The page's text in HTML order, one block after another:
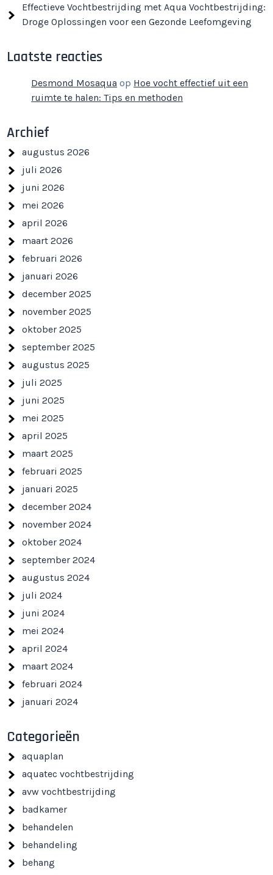
Effectieve Vochtbestrijding met Aqua Vochtbestrijding:
Droge Oplossingen voor een Gezonde Leefomgeving
Laatste reacties
Desmond Mosaqua op Hoe vocht effectief uit een
ruimte te halen: Tips en methoden
Archief
augustus 2026
juli 2026
juni 2026
mei 2026
april 2026
maart 2026
februari 2026
januari 2026
december 2025
november 2025
oktober 2025
september 2025
augustus 2025
juli 2025
juni 2025
mei 2025
april 2025
maart 2025
februari 2025
januari 2025
december 2024
november 2024
oktober 2024
september 2024
augustus 2024
juli 2024
juni 2024
mei 2024
april 2024
maart 2024
februari 2024
januari 2024
Categorieën
aquaplan
aquatec vochtbestrijding
avw vochtbestrijding
badkamer
behandelen
behandeling
behang